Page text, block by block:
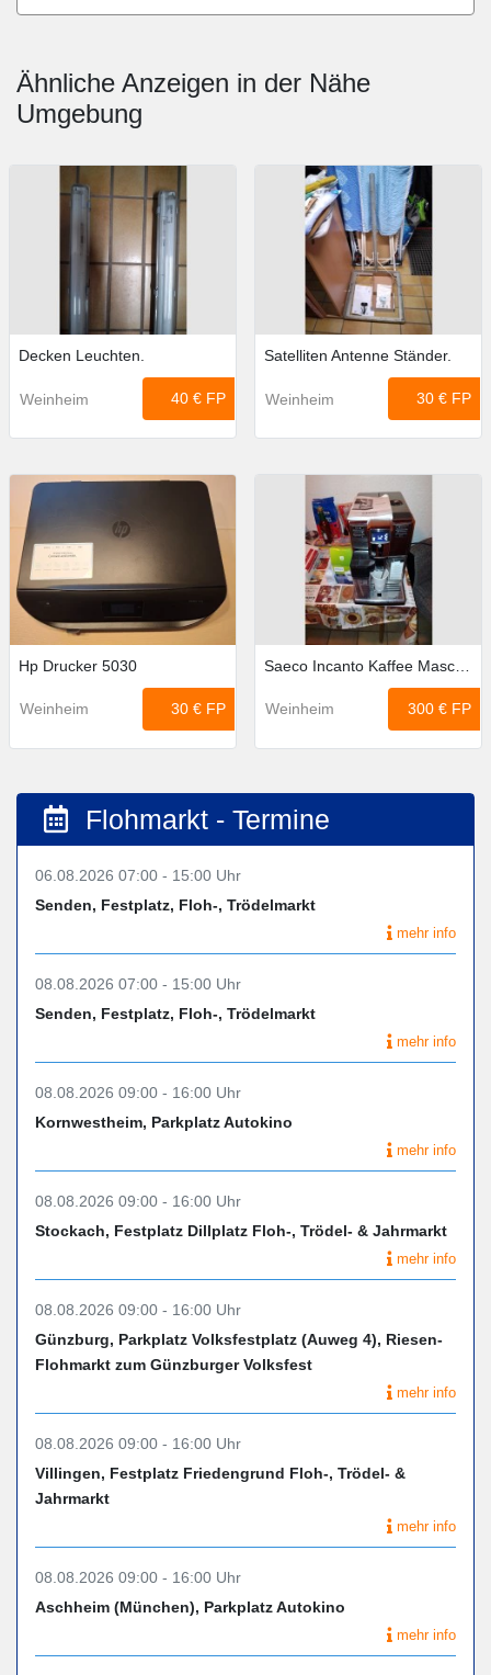
Ähnliche Anzeigen in der Nähe
Umgebung
Decken Leuchten.
Weinheim 40 € FP
Satelliten Antenne Ständer.
Weinheim 30 € FP
Hp Drucker 5030
Weinheim 30 € FP Weinheim 300 € FP
Flohmarkt - Termine
06.08.2026 07:00 - 15:00 Uhr
Senden, Festplatz, Floh-, Trödelmarkt
mehr info
08.08.2026 07:00 - 15:00 Uhr
Senden, Festplatz, Floh-, Trödelmarkt
mehr info
08.08.2026 09:00 - 16:00 Uhr
Kornwestheim, Parkplatz Autokino
mehr info
08.08.2026 09:00 - 16:00 Uhr
Stockach, Festplatz Dillplatz Floh-, Trödel- & Jahrmarkt
mehr info
08.08.2026 09:00 - 16:00 Uhr
Günzburg, Parkplatz Volksfestplatz (Auweg 4), Riesen-
Flohmarkt zum Günzburger Volksfest
mehr info
08.08.2026 09:00 - 16:00 Uhr
Villingen, Festplatz Friedengrund Floh-, Trödel- &
Jahrmarkt
mehr info
08.08.2026 09:00 - 16:00 Uhr
Aschheim (München), Parkplatz Autokino
mehr info